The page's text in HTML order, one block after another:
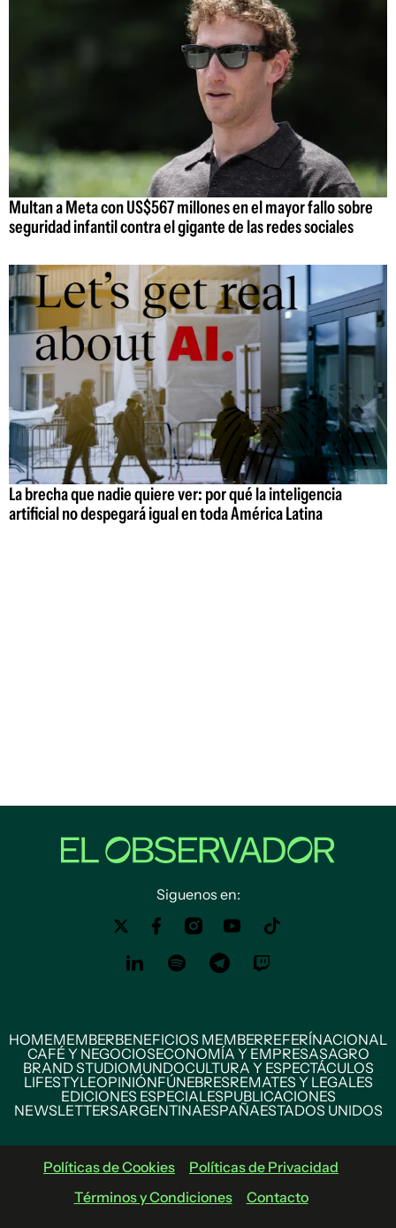
Multan a Meta con US$567 millones en el mayor fallo sobre
seguridad infantil contra el gigante de las redes sociales
La brecha que nadie quiere ver: por qué la inteligencia
artificial no despegará igual en toda América Latina
Siguenos en:
HOMEMEMBERBENEFICIOS MEMBERREFERÍNACIONAL
CAFÉ Y NEGOCIOSECONOMÍA Y EMPRESASAGRO
BRAND STUDIOMUNDOCULTURA Y ESPECTÁCULOS
LIFESTYLEOPINIÓNFÚNEBRESREMATES Y LEGALES
EDICIONES ESPECIALESPUBLICACIONES
NEWSLETTERSARGENTINAESPAÑAESTADOS UNIDOS
Políticas de Cookies
Políticas de Privacidad
Términos y Condiciones
Contacto